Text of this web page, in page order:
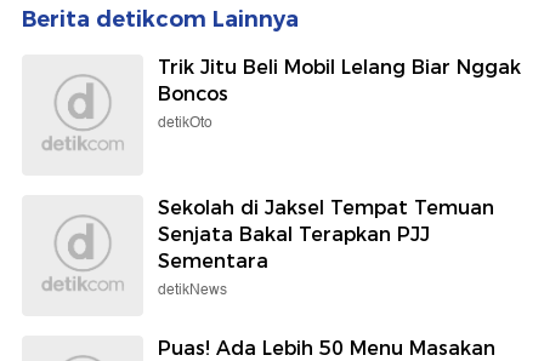
Berita detikcom Lainnya
Trik Jitu Beli Mobil Lelang Biar Nggak
Boncos
detikOto
Sekolah di Jaksel Tempat Temuan
Senjata Bakal Terapkan PJJ
Sementara
detikNews
Puas! Ada Lebih 50 Menu Masakan